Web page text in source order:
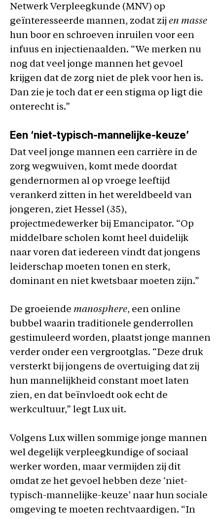
Netwerk Verpleegkunde (MNV) op
geïnteresseerde mannen, zodat zij en masse
hun boor en schroeven inruilen voor een
infuus en injectienaalden. “We merken nu
nog dat veel jonge mannen het gevoel
krijgen dat de zorg niet de plek voor hen is.
Dan zie je toch dat er een stigma op ligt die
onterecht is.”
Een ‘niet-typisch-mannelijke-keuze’
Dat veel jonge mannen een carrière in de
zorg wegwuiven, komt mede doordat
gendernormen al op vroege leeftijd
verankerd zitten in het wereldbeeld van
jongeren, ziet Hessel (35),
projectmedewerker bij Emancipator. “Op
middelbare scholen komt heel duidelijk
naar voren dat iedereen vindt dat jongens
leiderschap moeten tonen en sterk,
dominant en niet kwetsbaar moeten zijn.”
De groeiende manosphere, een online
bubbel waarin traditionele genderrollen
gestimuleerd worden, plaatst jonge mannen
verder onder een vergrootglas. “Deze druk
versterkt bij jongens de overtuiging dat zij
hun mannelijkheid constant moet laten
zien, en dat beïnvloedt ook echt de
werkcultuur,” legt Lux uit.
Volgens Lux willen sommige jonge mannen
wel degelijk verpleegkundige of sociaal
werker worden, maar vermijden zij dit
omdat ze het gevoel hebben deze ‘niet-
typisch-mannelijke-keuze’ naar hun sociale
omgeving te moeten rechtvaardigen. “In